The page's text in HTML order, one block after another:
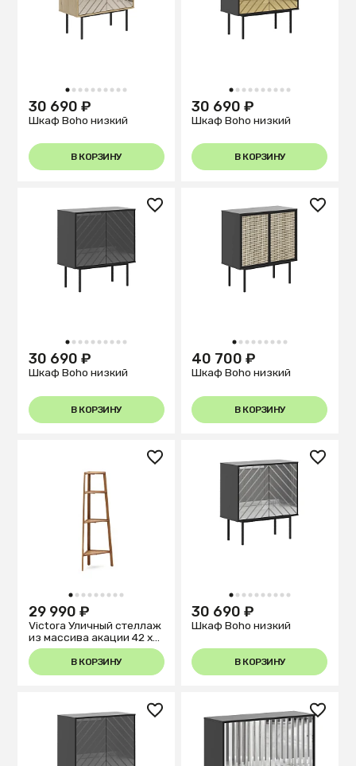
1 2 3 4 5 6 7 8 9 10
30 690 ₽
Шкаф Boho низкий
В КОРЗИНУ
1 2 3 4 5 6 7 8 9 10
30 690 ₽
Шкаф Boho низкий
В КОРЗИНУ
1 2 3 4 5 6 7 8 9 10
30 690 ₽
Шкаф Boho низкий
В КОРЗИНУ
1 2 3 4 5 6 7 8 9
40 700 ₽
Шкаф Boho низкий
В КОРЗИНУ
1 2 3 4 5 6 7 8 9
29 990 ₽
Victora Уличный стеллаж
из массива акации 42 x
150 см
В КОРЗИНУ
1 2 3 4 5 6 7 8 9 10
30 690 ₽
Шкаф Boho низкий
В КОРЗИНУ